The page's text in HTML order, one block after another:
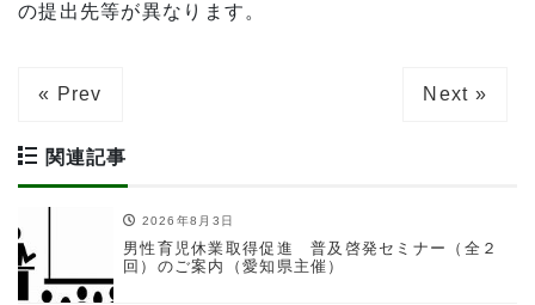
の提出先等が異なります。
« Prev Next »
関連記事
2026年8月3日
男性育児休業取得促進 普及啓発セミナー（全２
回）のご案内（愛知県主催）